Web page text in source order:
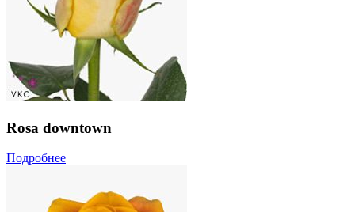
Rosa downtown
Подробнее